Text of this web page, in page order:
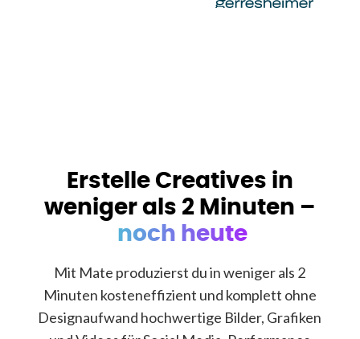
Erstelle Creatives in
weniger als 2 Minuten –
noch heute
Mit Mate produzierst du in weniger als 2
Minuten kosteneffizient und komplett ohne
Designaufwand hochwertige Bilder, Grafiken